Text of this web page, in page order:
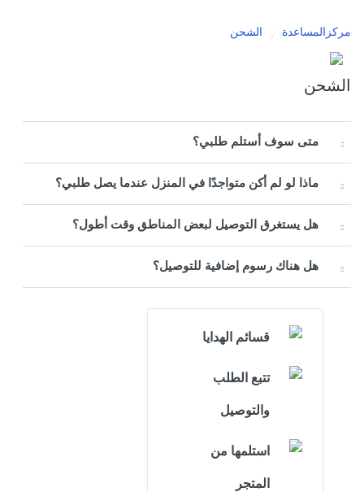
مركزالمساعدة الشحن
الشحن
متى سوف أستلم طلبي؟
ماذا لو لم أكن متواجدًا في المنزل عندما يصل طلبي؟
هل يستغرق التوصيل لبعض المناطق وقت أطول؟
هل هناك رسوم إضافية للتوصيل؟
قسائم الهدايا
تتبع الطلب
والتوصيل
استلمها من
المتجر